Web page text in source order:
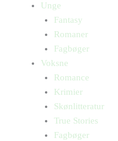
Unge
Fantasy
Romaner
Fagbøger
Voksne
Romance
Krimier
Skønlitteratur
True Stories
Fagbøger